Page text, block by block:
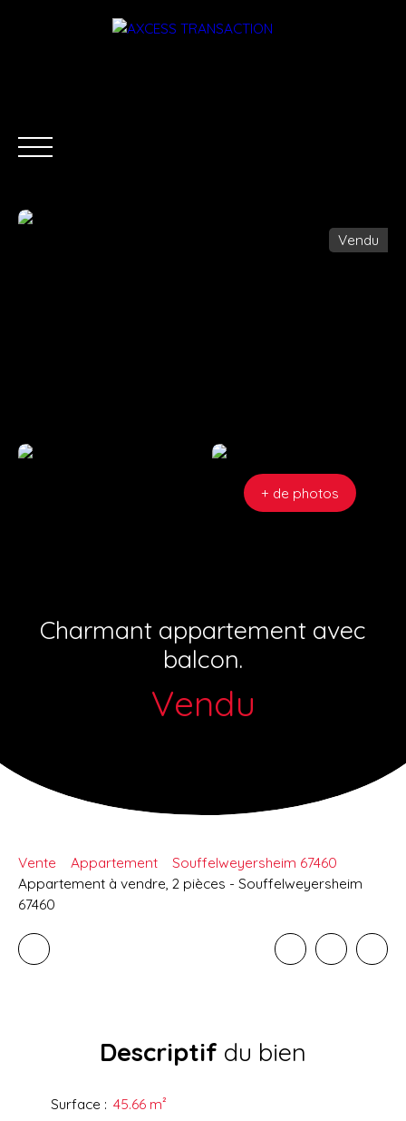
Vendu
+ de photos
Charmant appartement avec
balcon.
Vendu
Vente Appartement
Souffelweyersheim 67460
Appartement à vendre, 2 pièces - Souffelweyersheim
67460
Descriptif du bien
Surface : 45.66 m²